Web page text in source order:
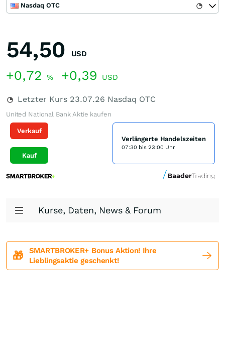
Nasdaq OTC
54,50 USD
+0,72 % +0,39 USD
Letzter Kurs 23.07.26 Nasdaq OTC
United National Bank Aktie kaufen
Verkauf
Kauf
Verlängerte Handelszeiten
07:30 bis 23:00 Uhr
Kurse, Daten, News & Forum
🎁
SMARTBROKER+ Bonus Aktion! Ihre
Lieblingsaktie geschenkt!